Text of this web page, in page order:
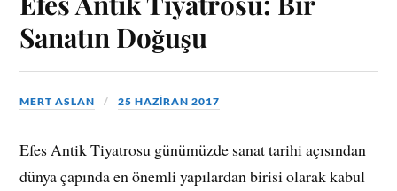
Sanatın Doğuşu
MERT ASLAN 25 HAZIRAN 2017
Efes Antik Tiyatrosu günümüzde sanat tarihi açısından
dünya çapında en önemli yapılardan birisi olarak kabul